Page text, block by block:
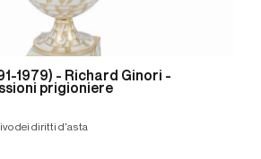
1979) - Richard Ginori -
prigioniere
dei diritti d'asta